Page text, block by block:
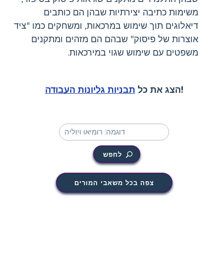
משימות כתיבה יצירתיות שבהן הם כותבים
דיאלוגים תוך שימוש במרכאות, ומשחקים כמו "ציד
אוצרות של פיסוק" שבהם הם מזהים ומתקנים
משפטים עם שימוש שגוי במירכאות.
הצג את כל תבניות גליונות העבודה !
לחפש
צפה בכל משאבי המורים